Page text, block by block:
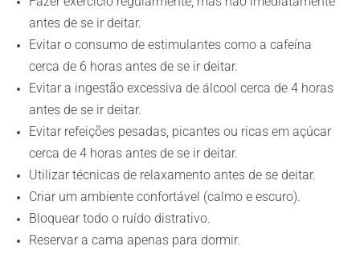
antes de se ir deitar.
Evitar o consumo de estimulantes como a cafeína
cerca de 6 horas antes de se ir deitar.
Evitar a ingestão excessiva de álcool cerca de 4 horas
antes de se ir deitar.
Evitar refeições pesadas, picantes ou ricas em açúcar
cerca de 4 horas antes de se ir deitar.
Utilizar técnicas de relaxamento antes de se deitar.
Criar um ambiente confortável (calmo e escuro).
Bloquear todo o ruído distrativo.
Reservar a cama apenas para dormir.